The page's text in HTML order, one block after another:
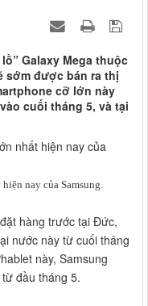
Galaxy Mega thuộc
sớm được bán ra thị
cỡ lớn này
cuối tháng 5, và tại
nay của Samsung.
hàng trước tại Đức,
nước này từ cuối tháng
này, Samsung
đầu tháng 5.